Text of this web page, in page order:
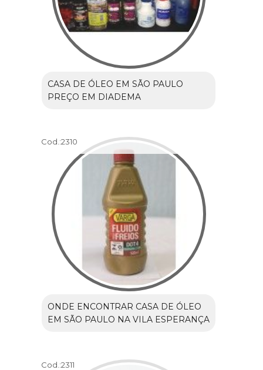
CASA DE ÓLEO EM SÃO PAULO
PREÇO EM DIADEMA
Cod.:2310
ONDE ENCONTRAR CASA DE ÓLEO
EM SÃO PAULO NA VILA ESPERANÇA
Cod.:2311